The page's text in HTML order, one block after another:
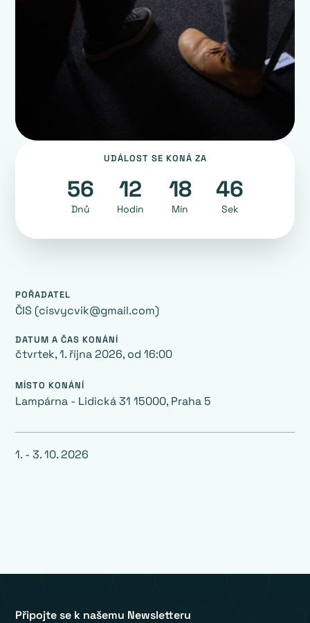
POŘADATEL
ČIS (cisvycvik@gmail.com)
DATUM A ČAS KONÁNÍ
čtvrtek, 1. října 2026, od 16:00
MÍSTO KONÁNÍ
Lampárna - Lidická 31 15000, Praha 5
1. - 3. 10. 2026
UDÁLOST SE KONÁ ZA
56
Dnů
12
Hodin
18
Min
45
Sek
Připojte se k našemu Newsletteru